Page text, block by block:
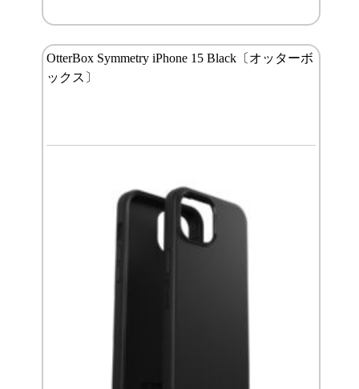
OtterBox Symmetry iPhone 15 Black〔オッターボ
ックス〕